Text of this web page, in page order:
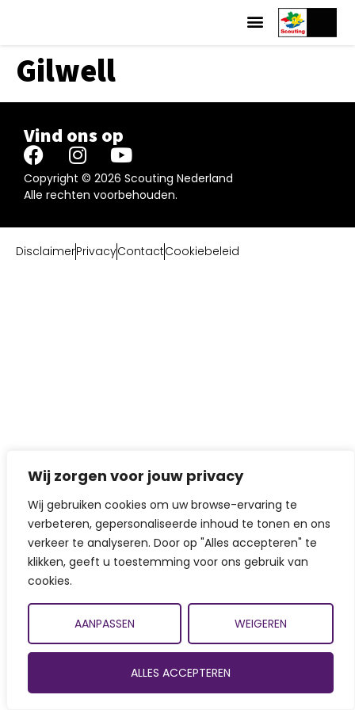
Wij zorgen voor jouw privacy
Wij gebruiken cookies om uw browse-ervaring te
verbeteren, gepersonaliseerde inhoud te tonen en ons
verkeer te analyseren. Door op "Alles accepteren" te
klikken, geeft u toestemming voor ons gebruik van
cookies.
AANPASSEN WEIGEREN
ALLES ACCEPTEREN
Gilwell
Vind ons op
Copyright © 2026 Scouting Nederland
Alle rechten voorbehouden.
DisclaimerPrivacyContactCookiebeleid